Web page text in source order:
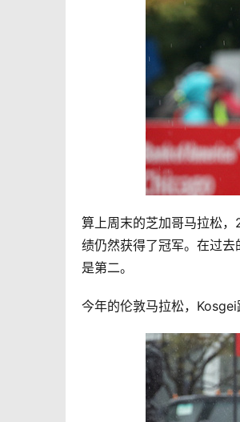
算上周末的芝加哥马拉松
绩仍然获得了冠军。在过
是第二。
今年的伦敦马拉松，